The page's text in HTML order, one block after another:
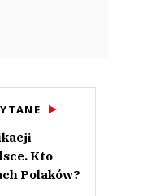
Kto
Polaków?